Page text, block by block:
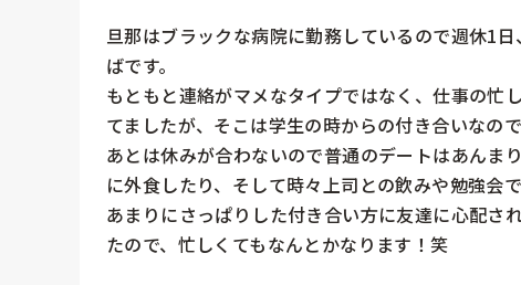
旦那はブラックな病院に勤務しているので週休1
ばです。
もともと連絡がマメなタイプではなく、仕事の忙
てましたが、そこは学生の時からの付き合いなの
あとは休みが合わないので普通のデートはあんま
に外食したり、そして時々上司との飲みや勉強会
あまりにさっぱりした付き合い方に友達に心配さ
たので、忙しくてもなんとかなります！笑